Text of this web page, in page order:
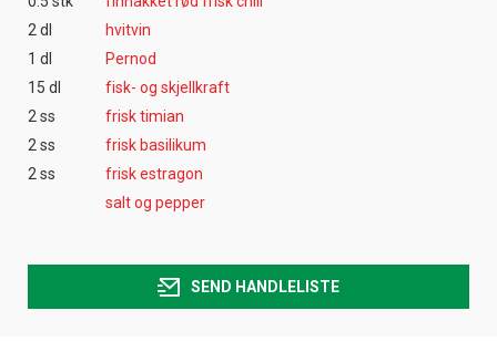
2 dl
hvitvin
1 dl
Pernod
15 dl
fisk- og skjellkraft
2 ss
frisk timian
2 ss
frisk basilikum
2 ss
frisk estragon
salt og pepper
SEND HANDLELISTE